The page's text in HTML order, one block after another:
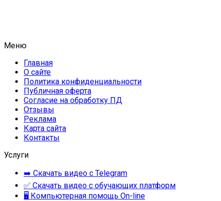
Меню
Главная
О сайте
Политика конфиденциальности
Публичная оферта
Согласие на обработку ПД
Отзывы
Реклама
Карта сайта
Контакты
Услуги
➡️ Скачать видео с Telegram
✅ Скачать видео с обучающих платформ
🖥 Компьютерная помощь On-line